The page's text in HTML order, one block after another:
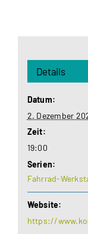
Details
Datum:
2. Dezember
Zeit:
19:00
Serien:
Fahrrad-
Website:
https://